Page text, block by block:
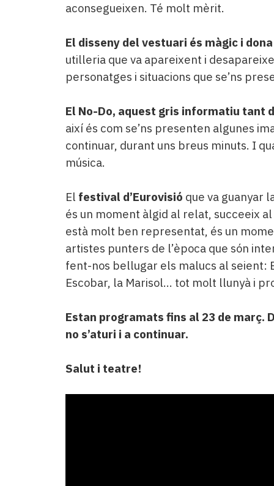
aconsegueixen. Té molt mèrit.
El disseny del vestuari és màgic i
utilleria que va apareixent i
personatges i situacions que se’ns
El No-Do, aquest gris informatiu tant
així és com se’ns presenten algunes
continuar, durant uns breus minuts. I
música.
El festival d’Eurovisió que va guanyar
és un moment àlgid al relat, succeeix
està molt ben representat, és un
artistes punters de l’època que són
fent-nos bellugar els malucs al seient:
Escobar, la Marisol... tot molt llunyà i
Estan programats fins al 23 de març.
no s’aturi i a continuar.
Salut i teatre!